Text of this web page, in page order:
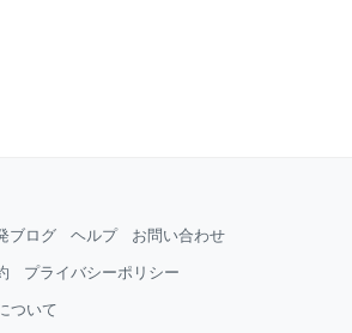
ブログ ヘルプ お問い合わせ
プライバシーポリシー
ついて